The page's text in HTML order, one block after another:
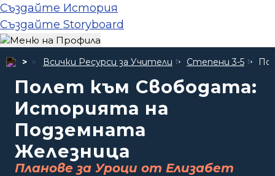
Създайте История
Създайте Storyboard
Всички Ресурси за Учители Степени 3-5
Полет към Свободата:
Историята на
Подземната
Железница
Планове за Уроци от Елизабет